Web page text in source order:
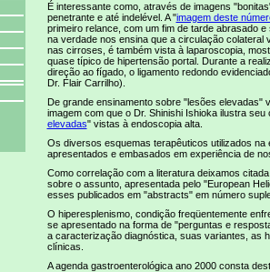
É interessante como, através de imagens
penetrante e até indelével. A "imagem deste
primeiro relance, com um fim de tarde abrasado
na verdade nos ensina que a circulação colateral
nas cirroses, é também vista à laparoscopia,
quase típico de hipertensão portal. Durante a
direção ao fígado, o ligamento redondo
Dr. Flair Carrilho).
De grande ensinamento sobre "lesões elevadas"
imagem com que o Dr. Shinishi Ishioka ilustra
elevadas" vistas à endoscopia alta.
Os diversos esquemas terapêuticos utilizados
apresentados e embasados em experiência de
Como correlação com a literatura deixamos
sobre o assunto, apresentada pelo "European
esses publicados em "abstracts" em número
O hiperesplenismo, condição freqüentemente
se apresentado na forma de "perguntas e
a caracterização diagnóstica, suas variantes, as
clínicas.
A agenda gastroenterológica ano 2000 consta